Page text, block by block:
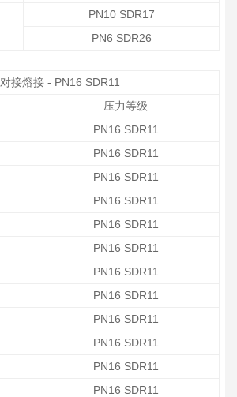
PN10 SDR17
PN6 SDR26
对接熔接 - PN16 SDR11
压力等级
PN16 SDR11
PN16 SDR11
PN16 SDR11
PN16 SDR11
PN16 SDR11
PN16 SDR11
PN16 SDR11
PN16 SDR11
PN16 SDR11
PN16 SDR11
PN16 SDR11
PN16 SDR11